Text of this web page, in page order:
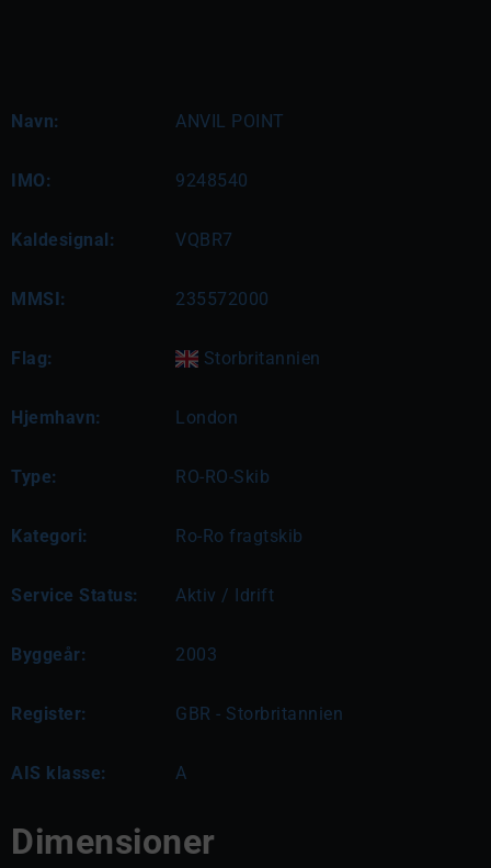
Navn: ANVIL POINT
IMO: 9248540
Kaldesignal: VQBR7
MMSI: 235572000
Flag: Storbritannien
Hjemhavn: London
Type: RO-RO-Skib
Kategori: Ro-Ro fragtskib
Service Status: Aktiv / Idrift
Byggeår: 2003
Register: GBR - Storbritannien
AIS klasse: A
Dimensioner